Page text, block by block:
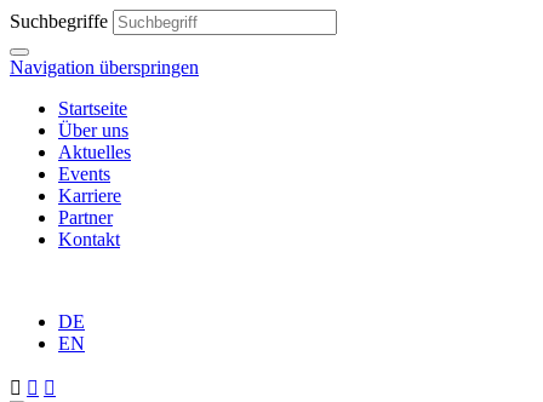
Suchbegriffe
Navigation überspringen
Startseite
Über uns
Aktuelles
Events
Karriere
Partner
Kontakt
DE
EN
  